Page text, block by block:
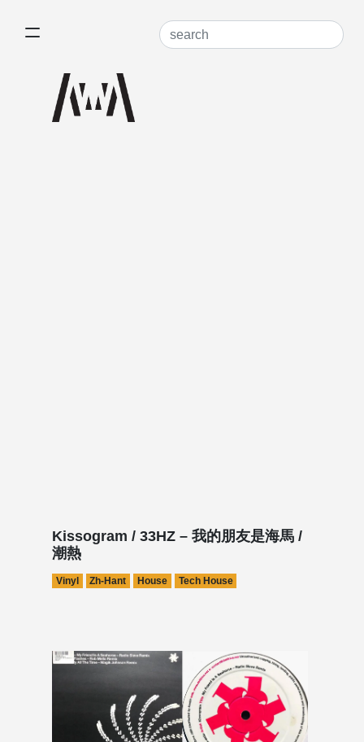
Kissogram / 33HZ – 我的朋友是海馬 /
潮熱
Vinyl Zh-Hant House Tech House